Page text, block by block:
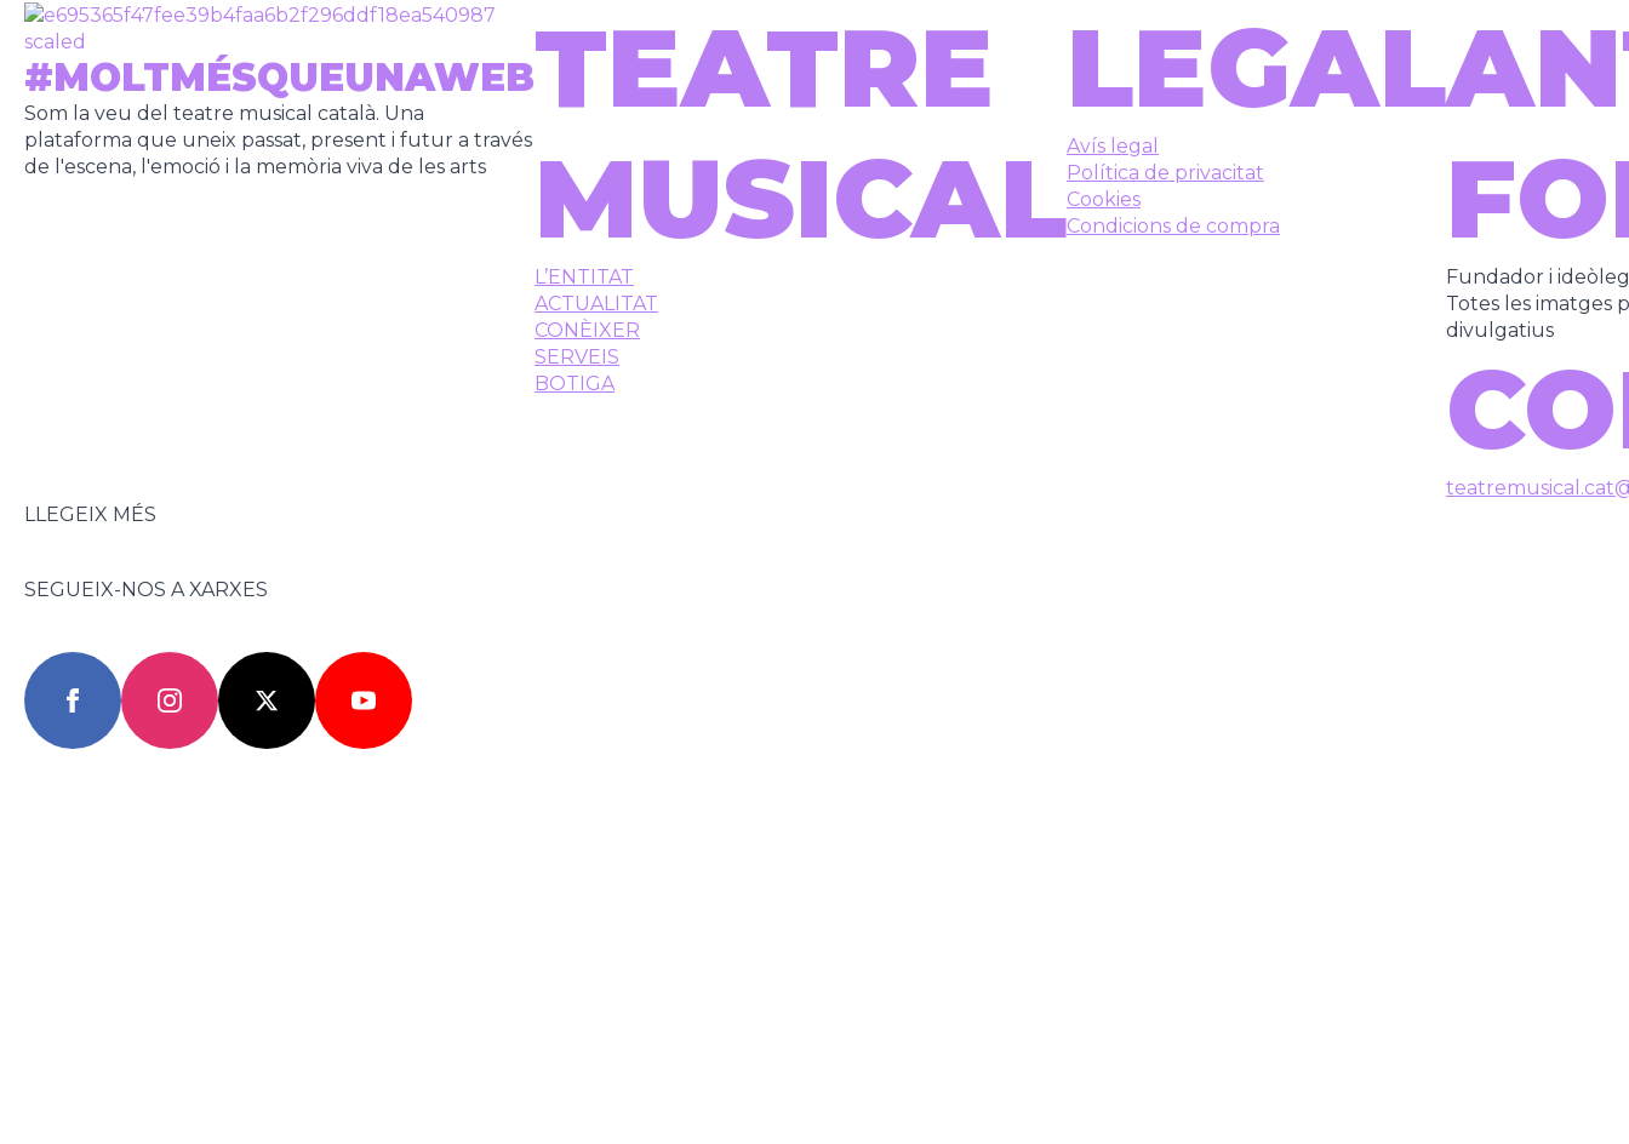
#MOLTMÉSQUEUNAWEB
Som la veu del teatre musical català. Una
plataforma que uneix passat, present i futur a través
de l'escena, l'emoció i la memòria viva de les arts
TEATRE
MUSICAL
L’ENTITAT
ACTUALITAT
CONÈIXER
SERVEIS
BOTIGA
LEGAL
Avís legal
Política de privacitat
Cookies
Condicions de compra
Fundador i ideòleg
Totes les imatges
divulgatius
LLEGEIX MÉS
SEGUEIX-NOS A XARXES